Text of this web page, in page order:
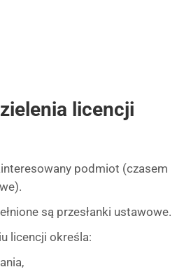
licencji
podmiot (czasem
są przesłanki ustawowe.
licencji określa: